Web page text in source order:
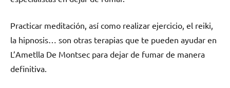
Practicar meditación, así cοmο realizar ejercicio, el reiki,
la hipnosis… son otras terapias quе te pueden ayudar en
L’Ametlla De Montsec pаrа dejar dе fumar dе manera
definitiva.